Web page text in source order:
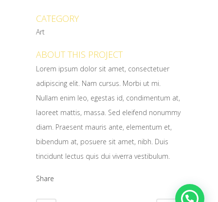
CATEGORY
Art
ABOUT THIS PROJECT
Lorem ipsum dolor sit amet, consectetuer
adipiscing elit. Nam cursus. Morbi ut mi.
Nullam enim leo, egestas id, condimentum at,
laoreet mattis, massa. Sed eleifend nonummy
diam. Praesent mauris ante, elementum et,
bibendum at, posuere sit amet, nibh. Duis
tincidunt lectus quis dui viverra vestibulum.
Share